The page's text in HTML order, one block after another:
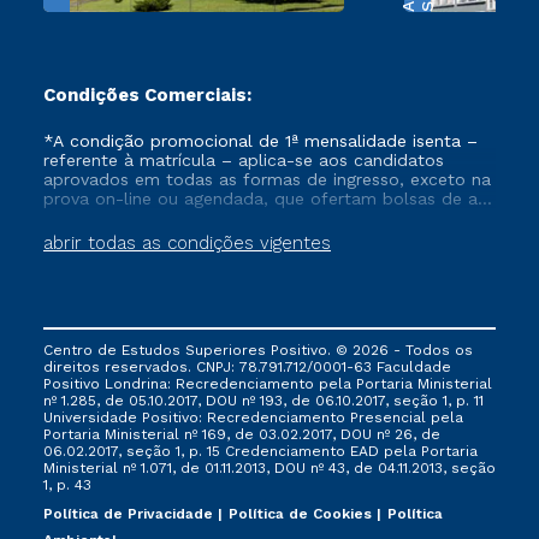
Condições Comerciais:
abrir todas as condições vigentes
*A condição promocional de 1ª mensalidade isenta –
referente à matrícula – aplica-se aos candidatos
aprovados em todas as formas de ingresso, exceto na
prova on-line ou agendada, que ofertam bolsas de até
vigente, que ainda não tenham efetivado e/ou não
tenham cancelado ou trancado sua matrícula em uma
via FIES, Prouni e outros programas governamentais, e
não se acumula com nenhuma outra campanha
ofertada pela Instituição.
Centro de Estudos Superiores Positivo. © 2026 - Todos os
direitos reservados. CNPJ: 78.791.712/0001-63 Faculdade
Positivo Londrina: Recredenciamento pela Portaria Ministerial
nº 1.285, de 05.10.2017, DOU nº 193, de 06.10.2017, seção 1, p. 11
Universidade Positivo: Recredenciamento Presencial ​pela
Portaria Ministerial nº 169, de 03.02.2017, DOU nº 26, de
06.02.2017, seção 1, p. 15 Credenciamento EAD pela Portaria
Ministerial nº 1.071, de 01.11.2013, DOU nº 43, de 04.11.2013, seção
1, p. 43
Política de Privacidade
Política de Cookies
Política